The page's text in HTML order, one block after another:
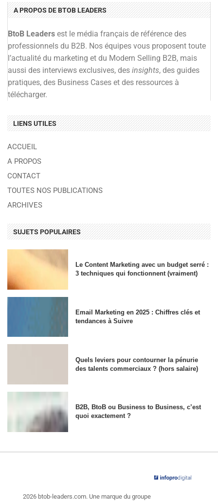
A PROPOS DE BTOB LEADERS
BtoB Leaders est le média français de référence des
professionnels du B2B. Nos équipes vous proposent toute
l’actualité du marketing et du Modern Selling B2B, mais
aussi des interviews exclusives, des insights, des guides
pratiques, des Business Cases et des ressources à
télécharger.
LIENS UTILES
ACCUEIL
A PROPOS
CONTACT
TOUTES NOS PUBLICATIONS
ARCHIVES
SUJETS POPULAIRES
Le Content Marketing avec un budget serré :
3 techniques qui fonctionnent (vraiment)
Email Marketing en 2025 : Chiffres clés et
tendances à Suivre
Quels leviers pour contourner la pénurie
des talents commerciaux ? (hors salaire)
B2B, BtoB ou Business to Business, c’est
quoi exactement ?
2026 btob-leaders.com. Une marque du groupe